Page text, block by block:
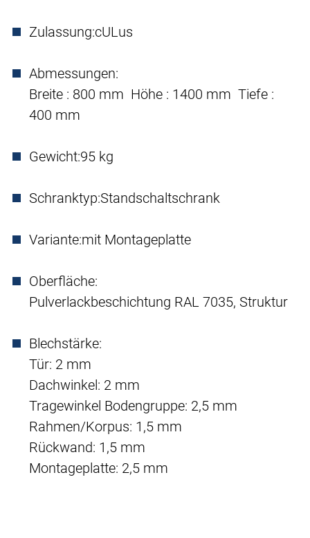
Zulassung:cULus
Abmessungen:
Breite : 800 mm Höhe : 1400 mm Tiefe :
400 mm
Gewicht:95 kg
Schranktyp:Standschaltschrank
Variante:mit Montageplatte
Oberfläche:
Pulverlackbeschichtung RAL 7035, Struktur
Blechstärke:
Tür: 2 mm
Dachwinkel: 2 mm
Tragewinkel Bodengruppe: 2,5 mm
Rahmen/Korpus: 1,5 mm
Rückwand: 1,5 mm
Montageplatte: 2,5 mm